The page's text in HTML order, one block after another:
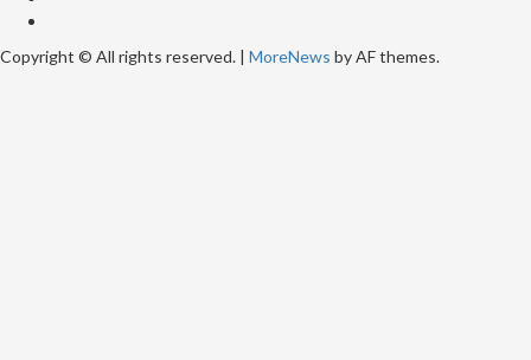
Copyright © All rights reserved. | MoreNews by AF themes.